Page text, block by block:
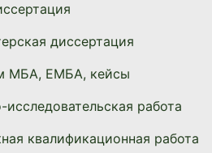
диссертация
МБА, ЕМБА, кейсы
исследовательская работа
квалификационная работа